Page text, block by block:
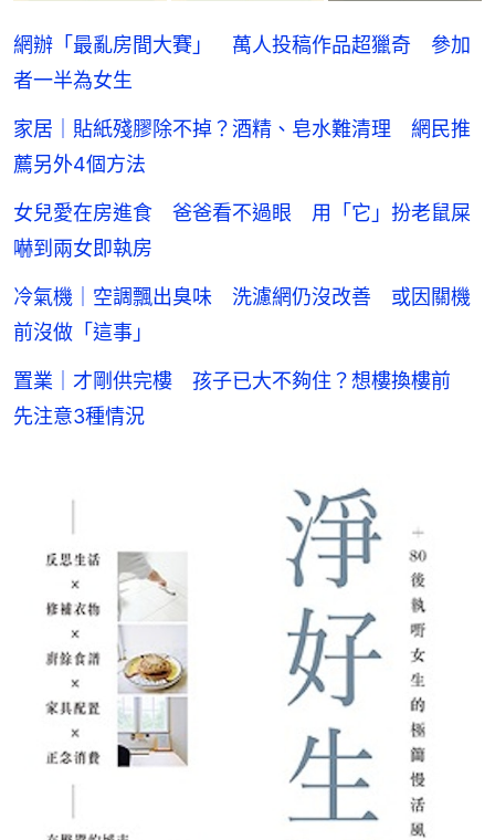
網辦「最亂房間大賽」 萬人投稿作品超獵奇 參加
者一半為女生
家居｜貼紙殘膠除不掉？酒精、皂水難清理 網民推
薦另外4個方法
女兒愛在房進食 爸爸看不過眼 用「它」扮老鼠屎
嚇到兩女即執房
冷氣機｜空調飄出臭味 洗濾網仍沒改善 或因關機
前沒做「這事」
置業｜才剛供完樓 孩子已大不夠住？想樓換樓前
先注意3種情況